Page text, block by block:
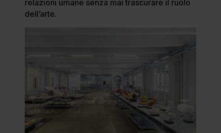
relazioni umane senza mai trascurare il ruolo
dell’arte.